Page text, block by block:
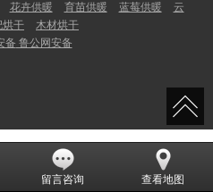
花卉供暖 育苗供暖 蓝莓供暖
云
烘干
木材烘干
备 鲁公网安备
留言咨询 查看地图